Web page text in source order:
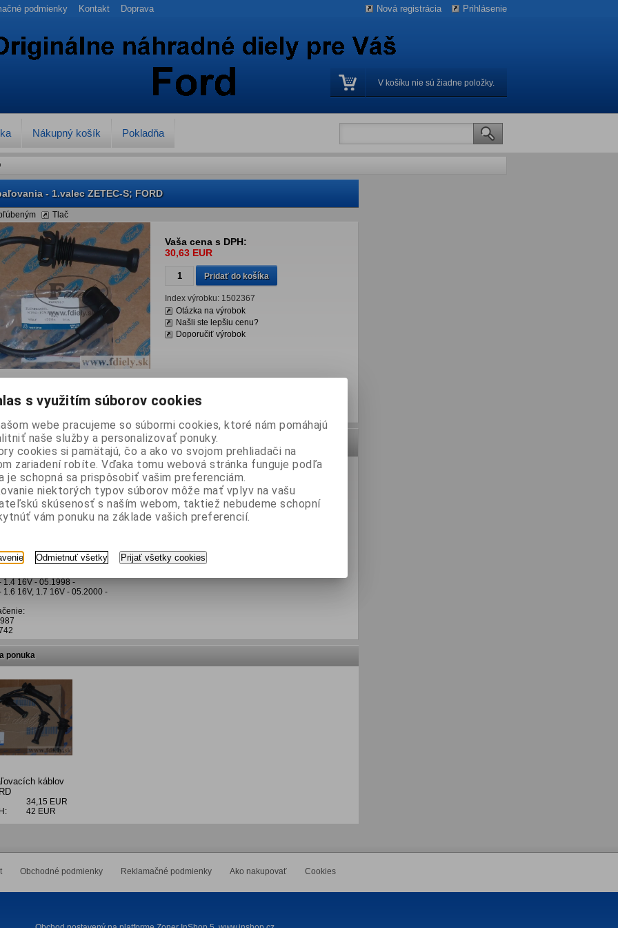
podmienky Kontakt Doprava Nová registrácia Prihlásenie
V košíku nie sú žiadne položky.
Nákupný košík Pokladňa
- 1.valec ZETEC-S; FORD
Tlač
Vaša cena s DPH:
30,63 EUR
Pridať do košíka
Index výrobku: 1502367
Otázka na výrobok
Našli ste lepšiu cenu?
Doporučiť výrobok
popis
1502367
S
1,25 16v, 1.4 16v - 05.1998 - 05.2000
Fusion - 1.4 16V - 05.2000 -
1.25, 1.4 16V, 1.6 16 V - 07.2008 -
1.4 16v, 1.6 16v - 08.1998 - 05.2005
- 1.4 16V, 1.6 16V - 05.2005 -
- 1.6 16v 2003 - 02.2007
od 07.2006 -
IV - 1.6 16V - 02.2007 -
1.4 16V - 05.1998 -
1.6 16V, 1.7 16V - 05.2000 -
ponuka
káblov
34,15 EUR
42 EUR
Obchodné podmienky Reklamačné podmienky Ako nakupovať Cookies
s využitím súborov cookies
webe pracujeme so súbormi cookies, ktoré nám pomáhajú
naše služby a personalizovať ponuky.
cookies si pamätajú, čo a ako vo svojom prehliadači na
zariadení robíte. Vďaka tomu webová stránka funguje podľa
je schopná sa prispôsobiť vašim preferenciám.
niektorých typov súborov môže mať vplyv na vašu
skúsenosť s naším webom, taktiež nebudeme schopní
vám ponuku na základe vašich preferencií.
Odmietnuť všetky Prijať všetky cookies